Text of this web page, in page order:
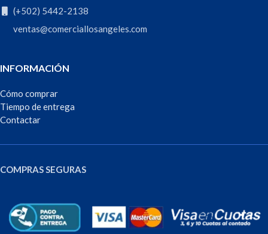
(+502) 5442-2138
ventas@comerciallosangeles.com
INFORMACIÓN
Cómo comprar
Tiempo de entrega
Contactar
COMPRAS SEGURAS